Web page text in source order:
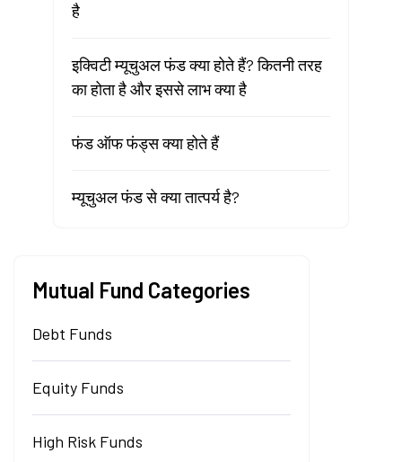
है
इक्विटी म्यूचुअल फंड क्या होते हैं? कितनी तरह
का होता है और इससे लाभ क्या है
फंड ऑफ फंड्स क्या होते हैं
म्यूचुअल फंड से क्या तात्पर्य है?
Mutual Fund Categories
Debt Funds
Equity Funds
High Risk Funds